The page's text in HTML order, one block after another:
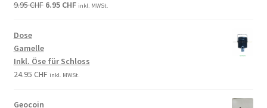
9.95CHF 6.95 CHF inkl. MWSt.
Dose
Gamelle
Inkl. Öse für Schloss
24.95 CHF inkl. MWSt.
Geocoin